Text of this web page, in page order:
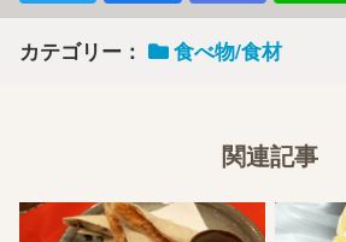
カテゴリー： 食べ物/食材
関連記事